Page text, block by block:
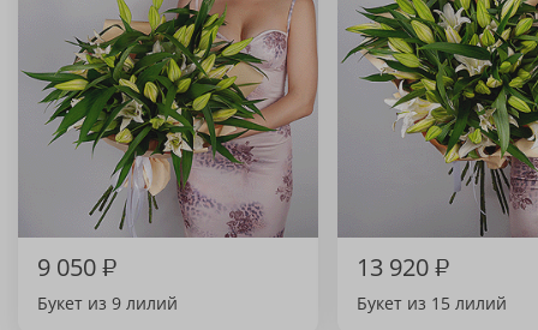
9 050₽
Букет из 9 лилий
13 920₽
Букет из 15 лилий